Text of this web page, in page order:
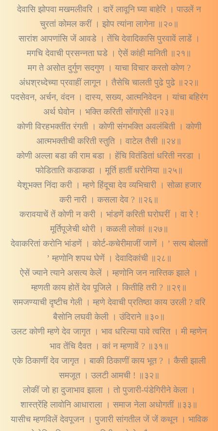
देवासि झोपवा मखमलीवरि । दारें लावूनि घ्या बाहेरि । पाउलें न
चुरतां कोमल करीं । झोप त्यांना लागेना ॥२०॥
सारांश आपणांसि जें आवडे । तेंचि देवादिकासि पुरवावें लाडें ।
मगचि देवाची प्रसन्नता घडे । ऐसें कांही मानिती ॥२१॥
मग ते असोत दुर्गुण सदगुण । याचा विचार करतो कोण ?
अंधश्रध्देच्या प्रवाहीं लागून । तैसेचि चालती पुढे पुढे ॥२२॥
पदसेवन, अर्चन, वंदन । दास्य, सख्य, आत्मनिवेदन । यांचा बहिरंग
अर्थ घेवोन । भक्ति करिती सोंगाऐसी ॥२३॥
कोणी विरहभक्तींत रंगती । कोणी संगभक्ति अवलंबिती । कोणी
आत्मभक्तीची करिती स्तुति । वाटेल तैसी ॥२४॥
कोणी अल्ला बडा की राम बडा । हेंचि वितंडितां धरिती नरडा ।
फोडिताति कडाकडा । मूर्ति हातीं धरोनिया ॥२५॥
येशूभक्त निंदा करी । म्हणे हिंदूचा देव व्यभिचारी । सोळा हजार
करी नारी । कसला देव ? ॥२६॥
करावयाचें तें कोणी न करी । भांडणें करिती घरोघरीं । वा रे !
मूर्तिपूजेची थोरी । कळली लोकां ॥२७॥
देवाकरितां करोनि भांडणें । कोर्ट-कचेरीमाजीं जाणें । ’ सत्य बोलतों
’ म्हणोनि शपथ घेणें । देवादिकांची ॥२८॥
ऐसें ज्याने त्याने असत्य केलें । म्हणोनि जन नास्तिक झाले ।
म्हणती काय होतें देव पूजिले । कितीहि तरी ? ॥२९॥
समजण्याची दृष्टीच गेली । म्हणे देवाची प्रतिष्ठा काय उरली ? वरि
बैसोनि लघवी केली । उंदिराने ॥३०॥
उलट कोणी म्हणे देव जागृत । भाव धरिल्या पावे त्वरित । मी म्हणेन
भाव तेंचि दैवत । कां न म्हणावें ? ॥३१॥
एके ठिकाणीं देव जागृत । बाकी ठिकाणीं काय भूत ? । कैसी झाली
समजूत । उलटी आमची ! ॥३२॥
लोकीं जो हा दुजाभाव झाला । तो पुजारी-पंडेगिरीने केला ।
शास्त्रेंहि लावोनि आधाराला । समाज नेला अधोगतीं ॥३३॥
यासीच म्हणविलें देवपूजन । पुजारी सांगतील जें जें कथून । भाविक